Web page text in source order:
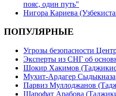
пояс, один путь"
Нигора Кариева
ПОПУЛЯРНЫЕ
Угрозы безопасности
Эксперты из СНГ об
Шокир Хакимов
Мухит-Ардагер
Парвиз Муллоджанов
Шарофат Арабова